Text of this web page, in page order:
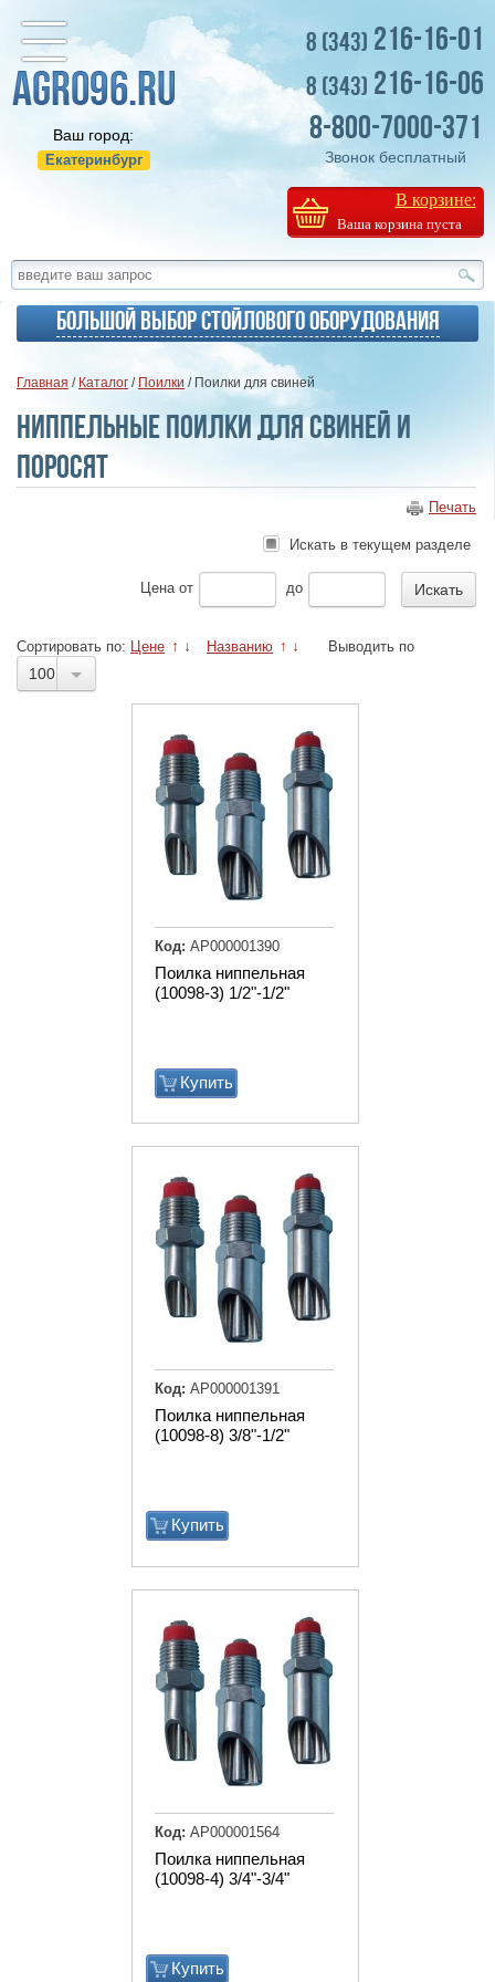
Ваш город:
Екатеринбург
8 (343) 216-16-01
8 (343) 216-16-06
8-800-7000-371
Звонок бесплатный
В корзине:
Ваша корзина пуста
Большой выбор стойлового оборудования
Главная / Каталог / Поилки / Поилки для свиней
Ниппельные поилки для свиней и
поросят
Печать
Искать в текущем разделе
Ценаот до
Сортировать по: Цене ↑ ↓ Названию ↑ ↓ Выводить по
100
Поилка ниппельная
(10098-3) 1/2"-1/2"
Купить
Код: АР000001390
Поилка ниппельная
(10098-8) 3/8"-1/2"
Купить
Код: АР000001391
Поилка ниппельная
(10098-4) 3/4"-3/4"
Купить
Код: АР000001564